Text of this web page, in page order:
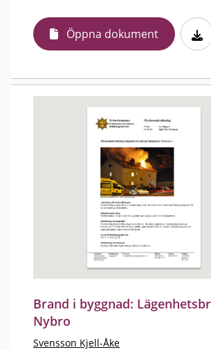
Öppna dokument
Brand i byggnad:
Nybro
Svensson Kjell-Åke